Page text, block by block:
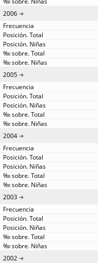
2006
2005
2004
2003
2002